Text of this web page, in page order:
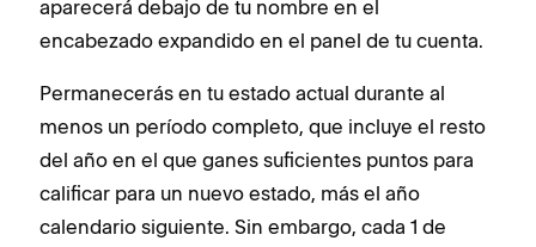
aparecerá debajo de tu nombre en el
encabezado expandido en el panel de tu cuenta.
Permanecerás en tu estado actual durante al
menos un período completo, que incluye el resto
del año en el que ganes suficientes puntos para
calificar para un nuevo estado, más el año
calendario siguiente. Sin embargo, cada 1 de